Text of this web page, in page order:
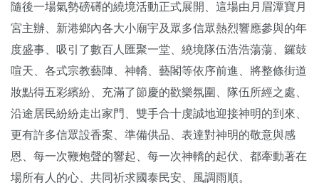
隨後一場氣勢磅礡的繞境活動正式展開、這場由月眉潭寶月
宮主辦、新港鄉內各大小廟宇及眾多信眾熱烈響應參與的年
度盛事、吸引了數百人匯聚一堂、繞境隊伍浩浩蕩蕩、鑼鼓
喧天、各式宗教藝陣、神轎、藝閣等依序前進、將整條街道
妝點得五彩繽紛、充滿了節慶的歡樂氛圍、隊伍所經之處、
沿途居民紛紛走出家門、雙手合十虔誠地迎接神明的到來、
更有許多信眾設香案、準備供品、表達對神明的敬意與感
恩、每一次鞭炮聲的響起、每一次神轎的起伏、都牽動著在
場所有人的心、共同祈求國泰民安、風調雨順。